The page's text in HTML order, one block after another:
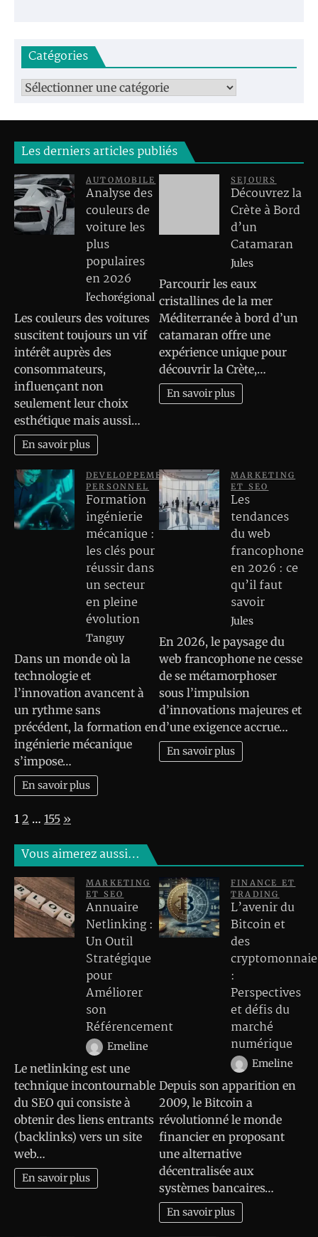
Catégories
Catégories
Les derniers articles publiés
AUTOMOBILE
Analyse des
couleurs de
voiture les
plus
populaires
en 2026
l'echorégional
Les couleurs des voitures
suscitent toujours un vif
intérêt auprès des
consommateurs,
influençant non
seulement leur choix
esthétique mais aussi…
En savoir plus
SEJOURS
Découvrez la
Crète à Bord
d’un
Catamaran
Jules
Parcourir les eaux
cristallines de la mer
Méditerranée à bord d’un
catamaran offre une
expérience unique pour
découvrir la Crète,…
En savoir plus
DEVELOPPEMENT
PERSONNEL
Formation
ingénierie
mécanique :
les clés pour
réussir dans
un secteur
en pleine
évolution
Tanguy
Dans un monde où la
technologie et
l’innovation avancent à
un rythme sans
précédent, la formation en
ingénierie mécanique
s’impose…
En savoir plus
MARKETING
ET SEO
Les
tendances
du web
francophone
en 2026 : ce
qu’il faut
savoir
Jules
En 2026, le paysage du
web francophone ne cesse
de se métamorphoser
sous l’impulsion
d’innovations majeures et
d’une exigence accrue…
En savoir plus
Page:
1 2 … 155 Next
»
Vous aimerez aussi…
MARKETING
ET SEO
Annuaire
Netlinking :
Un Outil
Stratégique
pour
Améliorer
son
Référencement
Emeline
Le netlinking est une
technique incontournable
du SEO qui consiste à
obtenir des liens entrants
(backlinks) vers un site
web…
En savoir plus
FINANCE ET
TRADING
L’avenir du
Bitcoin et
des
:
Perspectives
et défis du
marché
numérique
Emeline
Depuis son apparition en
2009, le Bitcoin a
révolutionné le monde
financier en proposant
une alternative
décentralisée aux
systèmes bancaires…
En savoir plus